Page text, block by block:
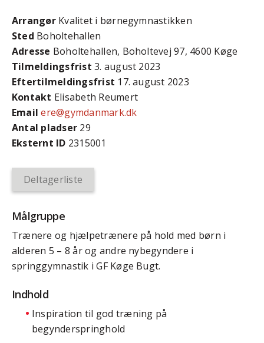
ArrangørKvalitet i børnegymnastikken
Sted Boholtehallen
Adresse Boholtehallen, Boholtevej 97, 4600 Køge
Tilmeldingsfrist 3. august 2023
Efter­tilmeldings­frist 17. august 2023
Kontakt Elisabeth Reumert
Email ere@gymdanmark.dk
Antal pladser 29
Eksternt ID 2315001
Deltagerliste
Målgruppe
Trænere og hjælpetrænere på hold med børn i
alderen 5 – 8 år og andre nybegyndere i
springgymnastik i GF Køge Bugt.
Indhold
Inspiration til god træning på
begynderspringhold